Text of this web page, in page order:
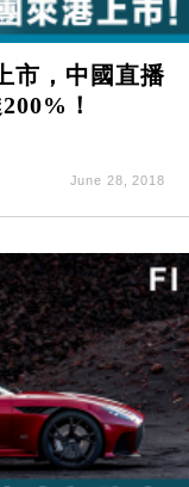
市，中國直播
！
June 28, 2018